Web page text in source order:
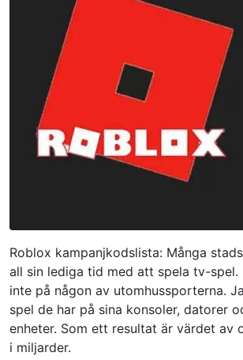
Roblox kampanjkodslista: Många
all sin lediga tid med att spela tv-spel.
inte på någon av utomhussporterna.
spel de har på sina konsoler, datorer
enheter. Som ett resultat är värdet av
i miljarder.